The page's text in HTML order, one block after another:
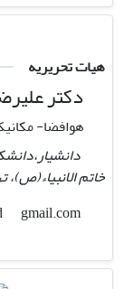
هیات تحریریه
دکتر
هوافضا-
خاتم الانبیاء(ص)،
gmail.com